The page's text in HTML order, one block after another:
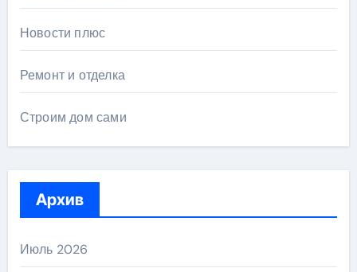
Новости плюс
Ремонт и отделка
Строим дом сами
Архив
Июль 2026